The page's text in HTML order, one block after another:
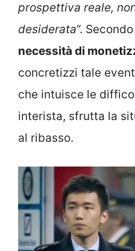
prospettiva reale,
desiderata“.
necessità di
concretizzi tale
che intuisce le
interista, sfrutta la
al ribasso.